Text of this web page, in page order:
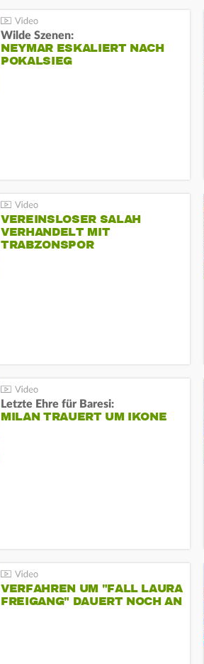
Wilde Szenen:
NEYMAR ESKALIERT NACH
POKALSIEG
VEREINSLOSER SALAH
VERHANDELT MIT
TRABZONSPOR
Letzte Ehre für Baresi:
MILAN TRAUERT UM IKONE
VERFAHREN UM "FALL LAURA
FREIGANG" DAUERT NOCH AN